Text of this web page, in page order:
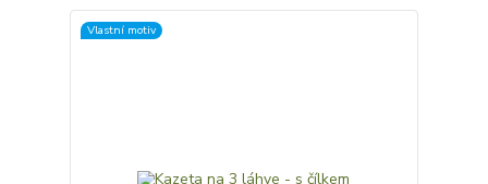
Vlastní motiv